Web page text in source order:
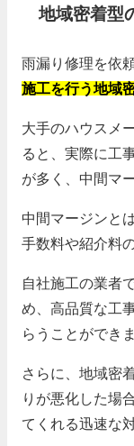
地域密着型
雨漏り修理を依
施工を行う地域
大手のハウスメ
ると、実際に工
が多く、中間マ
中間マージンと
手数料や紹介料
自社施工の業者
め、高品質な工
らうことができま
さらに、地域密
りが悪化した場
てくれる迅速な